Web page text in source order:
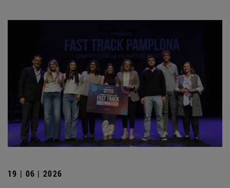
19 | 06 | 2026